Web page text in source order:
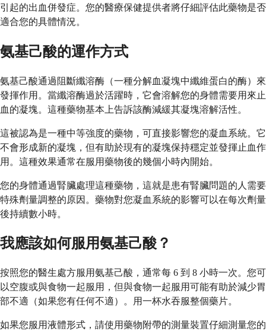
引起的出血併發症。您的醫療保健提供者將仔細評估此藥物是否
適合您的具體情況。
氨基己酸的運作方式
氨基己酸通過阻斷纖溶酶（一種分解血凝塊中纖維蛋白的酶）來
發揮作用。當纖溶酶過於活躍時，它會溶解您的身體需要用來止
血的凝塊。這種藥物基本上告訴該酶減緩其凝塊溶解活性。
這被認為是一種中等強度的藥物，可直接影響您的凝血系統。它
不會形成新的凝塊，但有助於現有的凝塊保持穩定並發揮止血作
用。這種效果通常在服用藥物後的幾個小時內開始。
您的身體通過腎臟處理這種藥物，這就是患有腎臟問題的人需要
特殊劑量調整的原因。藥物對您凝血系統的影響可以在每次劑量
後持續數小時。
我應該如何服用氨基己酸？
按照您的醫生處方服用氨基己酸，通常每 6 到 8 小時一次。您可
以空腹或與食物一起服用，但與食物一起服用可能有助於減少胃
部不適（如果您有任何不適）。用一杯水吞服整個藥片。
如果您服用液體形式，請使用藥物附帶的測量裝置仔細測量您的